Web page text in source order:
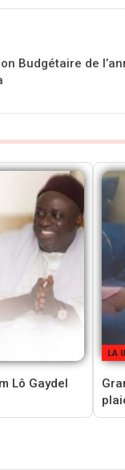
Budgétaire de
Lô Gaydel
LA